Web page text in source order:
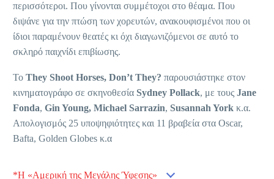
περισσότεροι. Που γίνονται συμμέτοχοι στο θέαμα. Που
διψάνε για την πτώση των χορευτών, ανακουφισμένοι που οι
ίδιοι παραμένουν θεατές κι όχι διαγωνιζόμενοι σε αυτό το
σκληρό παιχνίδι επιβίωσης.
Το They Shoot Horses, Don’t They? παρουσιάστηκε στον
κινηματογράφο σε σκηνοθεσία Sydney Pollack, με τους Jane
Fonda, Gin Young, Michael Sarrazin, Susannah York κ.α.
Απολογισμός 25 υποψηφιότητες και 11 βραβεία στα Oscar,
Bafta, Golden Globes κ.α
*Η «Αμερική της Μεγάλης Ύφεσης»